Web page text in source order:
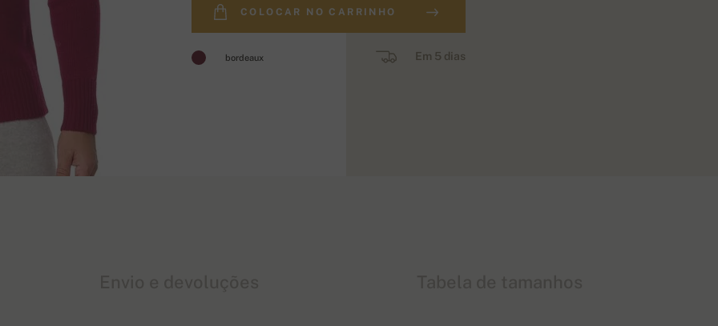
COLOCAR NO CARRINHO
bordeaux Em 5 dias